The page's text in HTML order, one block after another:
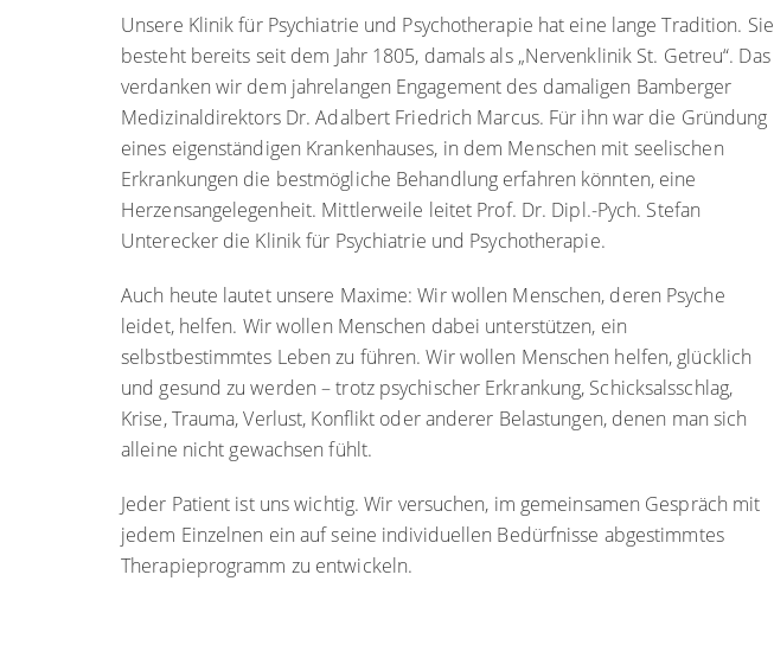
Unsere Klinik für Psychiatrie und Psychotherapie hat eine lange Tradition. Sie
besteht bereits seit dem Jahr 1805, damals als „Nervenklinik St. Getreu“. Das
verdanken wir dem jahrelangen Engagement des damaligen Bamberger
Medizinaldirektors Dr. Adalbert Friedrich Marcus. Für ihn war die Gründung
eines eigenständigen Krankenhauses, in dem Menschen mit seelischen
Erkrankungen die bestmögliche Behandlung erfahren könnten, eine
Herzensangelegenheit. Mittlerweile leitet Prof. Dr. Dipl.-Pych. Stefan
Unterecker die Klinik für Psychiatrie und Psychotherapie.
Auch heute lautet unsere Maxime: Wir wollen Menschen, deren Psyche
leidet, helfen. Wir wollen Menschen dabei unterstützen, ein
selbstbestimmtes Leben zu führen. Wir wollen Menschen helfen, glücklich
und gesund zu werden – trotz psychischer Erkrankung, Schicksalsschlag,
Krise, Trauma, Verlust, Konflikt oder anderer Belastungen, denen man sich
alleine nicht gewachsen fühlt.
Jeder Patient ist uns wichtig. Wir versuchen, im gemeinsamen Gespräch mit
jedem Einzelnen ein auf seine individuellen Bedürfnisse abgestimmtes
Therapieprogramm zu entwickeln.